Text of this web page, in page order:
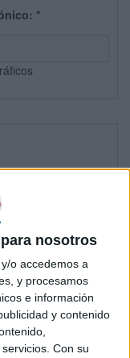
nosotros
o accedemos a
y procesamos
e información
y contenido
Con su
*